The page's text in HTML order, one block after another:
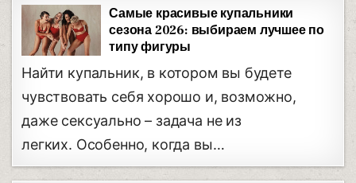
Самые красивые купальники
сезона 2026: выбираем лучшее по
типу фигуры
Найти купальник, в котором вы будете
чувствовать себя хорошо и, возможно,
даже сексуально – задача не из
легких. Особенно, когда вы…